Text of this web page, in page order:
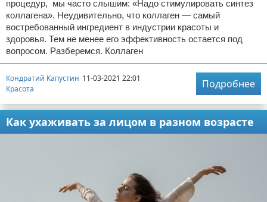
процедур, мы часто слышим: «Надо стимулировать синтез
коллагена». Неудивительно, что коллаген — самый
востребованный ингредиент в индустрии красоты и
здоровья. Тем не менее его эффективность остается под
вопросом. Разберемся. Коллаген
Кондратий Капустин 11-03-2021 22:01
Красота
Подробнее
Как ухаживать за лицом в разном возрасте